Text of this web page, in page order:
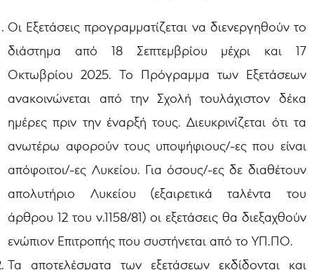
Οι Εξετάσεις προγραμματίζεται να διενεργηθούν το
διάστημα από 18 Σεπτεμβρίου μέχρι και 17
Οκτωβρίου 2025. Το Πρόγραμμα των Εξετάσεων
ανακοινώνεται από την Σχολή τουλάχιστον δέκα
ημέρες πριν την έναρξή τους. Διευκρινίζεται ότι τα
ανωτέρω αφορούν τους υποψήφιους/-ες που είναι
απόφοιτοι/-ες Λυκείου. Για όσους/-ες δε διαθέτουν
απολυτήριο Λυκείου (εξαιρετικά ταλέντα του
άρθρου 12 του ν.1158/81) οι εξετάσεις θα διεξαχθούν
ενώπιον Επιτροπής που συστήνεται από το ΥΠ.ΠΟ.
Τα αποτελέσματα των εξετάσεων εκδίδονται και